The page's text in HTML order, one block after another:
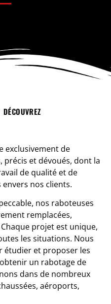
DÉCOUVREZ
exclusivement de
et dévoués, dont la
de qualité et de
nos clients.
nos raboteuses
remplacées,
projet est unique,
les situations. Nous
étudier et proposer les
un rabotage de
dans de nombreux
aéroports,